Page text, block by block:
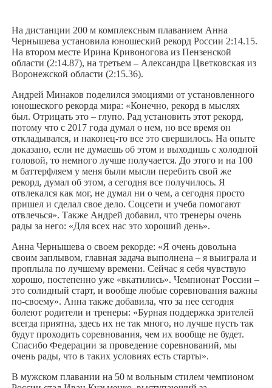
На дистанции 200 м комплексным плаванием Анна
Чернышева установила юношеский рекорд России 2:14.15.
На втором месте Ирина Кривоногова из Пензенской
области (2:14.87), на третьем – Александра Цветковская из
Воронежской области (2:15.36).
Андрей Минаков поделился эмоциями от установленного
юношеского рекорда мира: «Конечно, рекорд в мыслях
был. Отрицать это – глупо. Рад установить этот рекорд,
потому что с 2017 года думал о нем, но все время он
откладывался, и наконец-то все это свершилось. На опыте
доказано, если не думаешь об этом и выходишь с холодной
головой, то немного лучше получается. До этого и на 100
м баттерфляем у меня были мысли перебить свой же
рекорд, думал об этом, а сегодня все получилось. Я
отвлекался как мог, не думал ни о чем, а сегодня просто
пришел и сделал свое дело. Соцсети и учеба помогают
отвлечься». Также Андрей добавил, что тренеры очень
рады за него: «Для всех нас это хороший день».
Анна Чернышева о своем рекорде: «Я очень довольна
своим заплывом, главная задача выполнена – я выиграла и
проплыла по лучшему времени. Сейчас я себя чувствую
хорошо, постепенно уже «вкатились». Чемпионат России –
это солидный старт, и вообще любые соревнования важны
по-своему». Анна также добавила, что за нее сегодня
болеют родители и тренеры: «Бурная поддержка зрителей
всегда приятна, здесь их не так много, но лучше пусть так
будут проходить соревнования, чем их вообще не будет.
Спасибо Федерации за проведение соревнований, мы
очень рады, что в таких условиях есть старты».
В мужском плавании на 50 м вольным стилем чемпионом